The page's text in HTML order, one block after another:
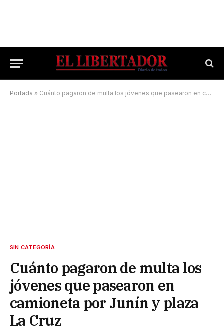
Portada » Cuánto pagaron de multa los jóvenes que pasearon en camioneta por Junín y plaza La Cruz
SIN CATEGORÍA
Cuánto pagaron de multa los
jóvenes que pasearon en
camioneta por Junín y plaza
La Cruz